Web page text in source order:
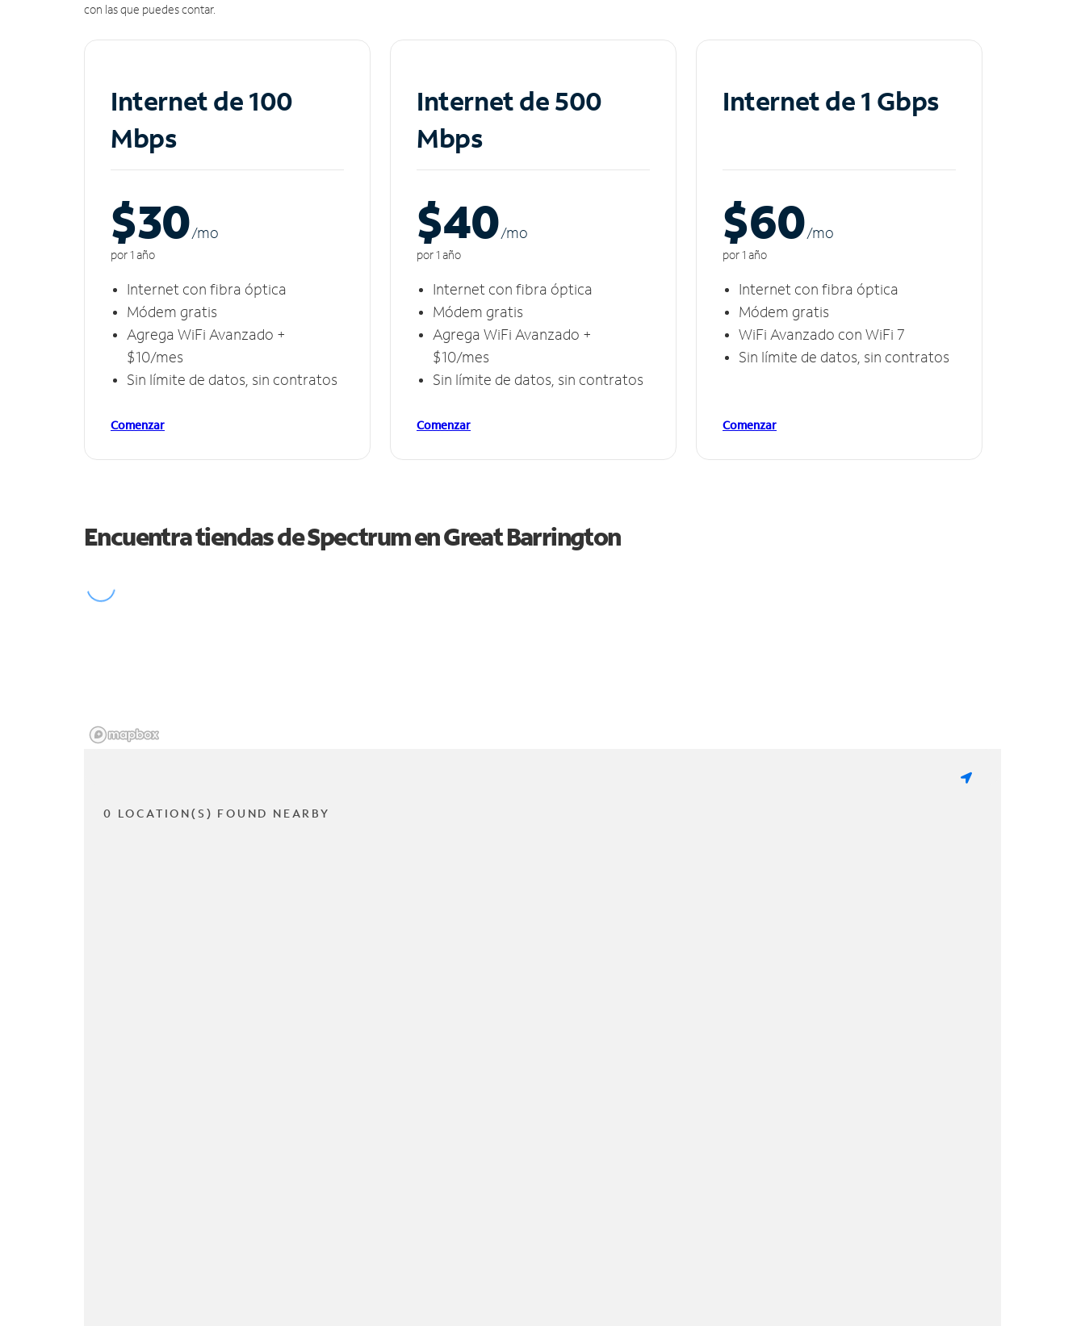
con las que puedes contar.
Internet de 100
Mbps
$30/mo
por 1 año
Internet con fibra óptica
Módem gratis
Agrega WiFi Avanzado +
$10/mes
Sin límite de datos, sin contratos
Comenzar
Internet de 500
Mbps
$40/mo
por 1 año
Internet con fibra óptica
Módem gratis
Agrega WiFi Avanzado +
$10/mes
Sin límite de datos, sin contratos
Comenzar
Internet de 1 Gbps
$60/mo
por 1 año
Internet con fibra óptica
Módem gratis
WiFi Avanzado con WiFi 7
Sin límite de datos, sin contratos
Comenzar
Encuentra tiendas de Spectrum enGreat Barrington
0 LOCATION(S) FOUND NEARBY